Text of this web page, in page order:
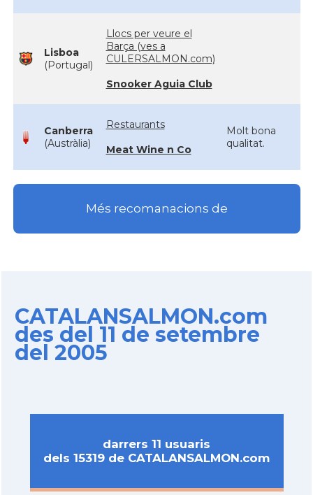
Lisboa
(Portugal)
Llocs per veure el
Barça (ves a
CULERSALMON.com)
Snooker Aguia Club
Canberra
(Austràlia)
Restaurants
Meat Wine n Co
Molt bona
qualitat.
Més recomanacions de
CATALANSALMON.com
des del 11 de setembre
del 2005
darrers 11 usuaris
dels 15319 de CATALANSALMON.com